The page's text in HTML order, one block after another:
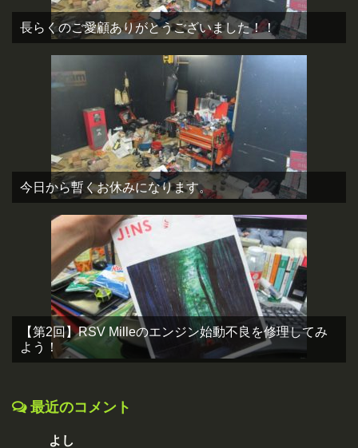
長らくのご愛顧ありがとうございました！！
今日から暫くお休みになります。
【第2回】RSV Milleのエンジン始動不良を修理してみ
よう！
最近のコメント
よし